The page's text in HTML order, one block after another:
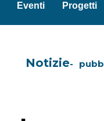
Eventi Progetti
Notizie